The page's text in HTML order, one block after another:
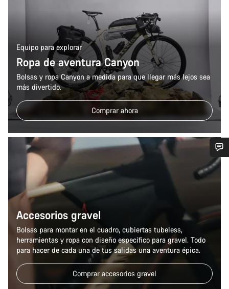
Equipo para explorar
Ropa de aventura Canyon
Bolsas y ropa Canyon a medida para que llegar más lejos sea
más divertido.
Comprar ahora
Accesorios gravel
Bolsas para montar en el cuadro, cubiertas tubeless,
herramientas y ropa con diseño específico para gravel. Todo
para hacer de cada una de tus salidas una aventura épica.
Comprar accesorios gravel
¿Necesitas ayuda?
Nuestros expertos estarán encantados de responder a tus
preguntas.
Abrir chat
Cerrar